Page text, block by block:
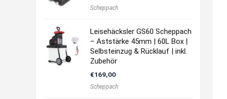
Scheppach
Leisehäcksler GS60 Scheppach
– Aststärke 45mm | 60L Box |
Selbsteinzug & Rücklauf | inkl.
Zubehör
€169,00
Scheppach